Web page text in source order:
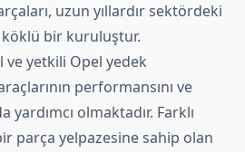
uzun yıllardır sektördeki
köklü bir kuruluştur.
yetkili Opel yedek
performansını ve
olmaktadır. Farklı
parça yelpazesine sahip olan